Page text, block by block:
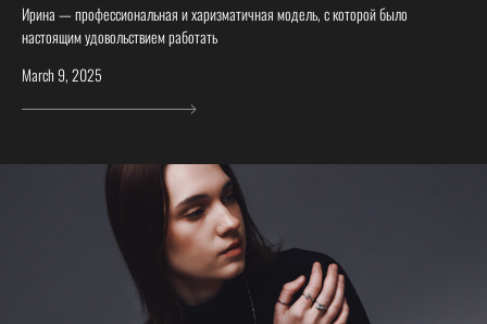
Ирина — профессиональная и харизматичная модель, с которой было
настоящим удовольствием работать
March 9, 2025